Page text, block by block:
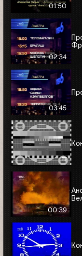
01:50
02:34
03:45
00:39